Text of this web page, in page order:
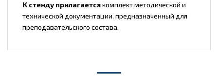
К стенду прилагаетсякомплект методической и
технической документации, предназначенный для
преподавательского состава.